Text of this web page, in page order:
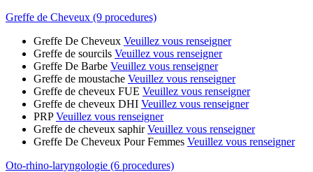
Greffe de Cheveux (9 procedures)
Greffe De Cheveux Veuillez vous renseigner
Greffe de sourcils Veuillez vous renseigner
Greffe De Barbe Veuillez vous renseigner
Greffe de moustache Veuillez vous renseigner
Greffe de cheveux FUE Veuillez vous renseigner
Greffe de cheveux DHI Veuillez vous renseigner
PRP Veuillez vous renseigner
Greffe de cheveux saphir Veuillez vous renseigner
Greffe De Cheveux Pour Femmes Veuillez vous renseigner
Oto-rhino-laryngologie (6 procedures)